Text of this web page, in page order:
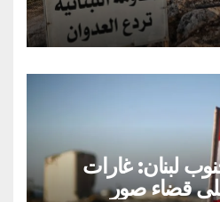
لبنان: غارات
قضاء صور